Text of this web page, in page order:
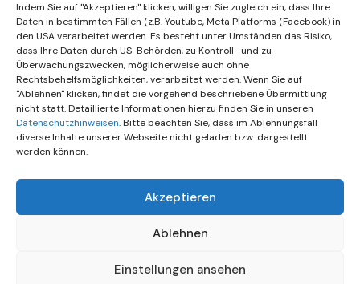
Indem Sie auf "Akzeptieren" klicken, willigen Sie zugleich ein, dass Ihre
Daten in bestimmten Fällen (z.B. Youtube, Meta Platforms (Facebook) in
den USA verarbeitet werden. Es besteht unter Umständen das Risiko,
dass Ihre Daten durch US-Behörden, zu Kontroll- und zu
Überwachungszwecken, möglicherweise auch ohne
Rechtsbehelfsmöglichkeiten, verarbeitet werden. Wenn Sie auf
"Ablehnen" klicken, findet die vorgehend beschriebene Übermittlung
nicht statt. Detaillierte Informationen hierzu finden Sie in unseren
Datenschutzhinweisen. Bitte beachten Sie, dass im Ablehnungsfall
diverse Inhalte unserer Webseite nicht geladen bzw. dargestellt
werden können.
Akzeptieren
Ablehnen
Einstellungen ansehen
Sommerferien | KW 31/…
Gemeinsames Friedensgebet
Setzt Zeichen …
15. Juli 2026